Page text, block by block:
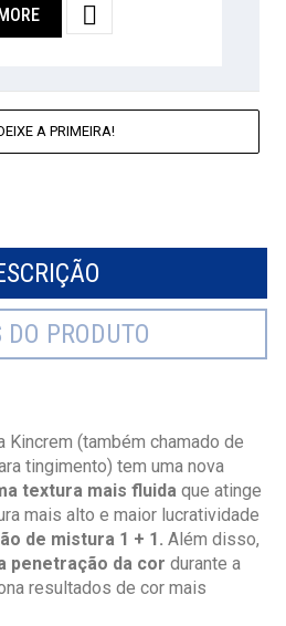

A PRIMEIRA!
DO PRODUTO
Kincrem (também chamado de
tingimento) tem uma nova
textura mais fluida que atinge
mais alto e maior lucratividade
de mistura 1 + 1. Além disso,
penetração da cor durante a
resultados de cor mais